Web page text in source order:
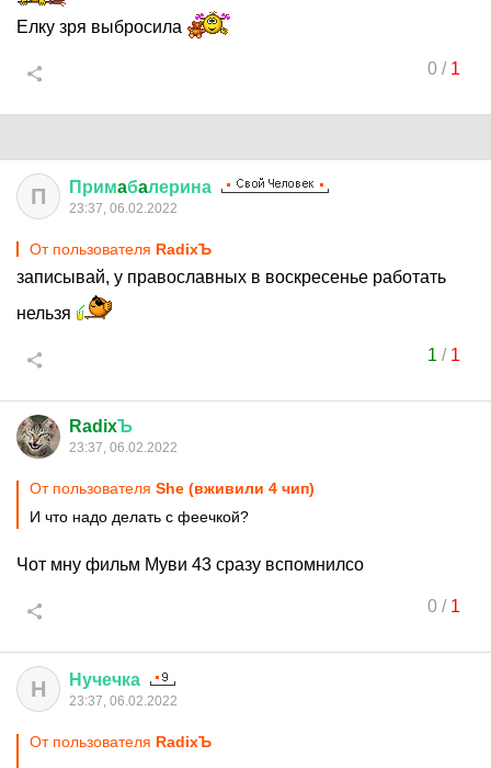
Елку зря выбросила
0/ 1
П Примaбaлерина
23:37, 06.02.2022
От пользователя RadixЪ
записывай, у православных в воскресенье работать
нельзя
1 / 1
RadixЪ
23:37, 06.02.2022
От пользователя She (вживили 4 чип)
И что надо делать с феечкой?
Чот мну фильм Муви 43 сразу вспомнилсо
0/ 1
Н Нучечка
23:37, 06.02.2022
От пользователя RadixЪ